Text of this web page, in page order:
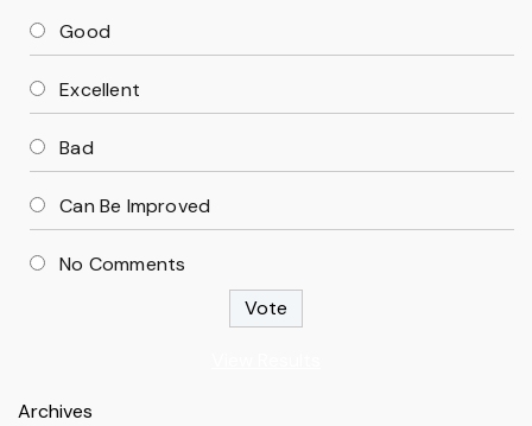
Good
Excellent
Bad
Can Be Improved
No Comments
Archives